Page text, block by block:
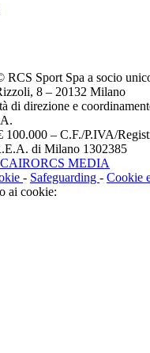
Sport Spa a socio
8 – 20132 Milano
di direzione e
100.000 – C.F./P.IVA/
di Milano 1302385
CAIRORCS MEDIA
- Safeguarding - Cookie
ai cookie: